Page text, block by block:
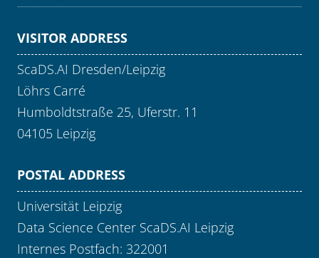
VISITOR ADDRESS
ScaDS.AI Dresden/Leipzig
Löhrs Carré
Humboldtstraße 25, Uferstr. 11
04105 Leipzig
POSTAL ADDRESS
Universität Leipzig
Data Science Center ScaDS.AI Leipzig
Internes Postfach: 322001